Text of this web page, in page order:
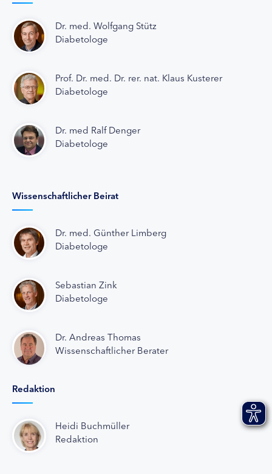
Dr. med. Wolfgang Stütz
Diabetologe
Prof. Dr. med. Dr. rer. nat. Klaus Kusterer
Diabetologe
Dr. med Ralf Denger
Diabetologe
Wissenschaftlicher Beirat
Dr. med. Günther Limberg
Diabetologe
Sebastian Zink
Diabetologe
Dr. Andreas Thomas
Wissenschaftlicher Berater
Redaktion
Heidi Buchmüller
Redaktion